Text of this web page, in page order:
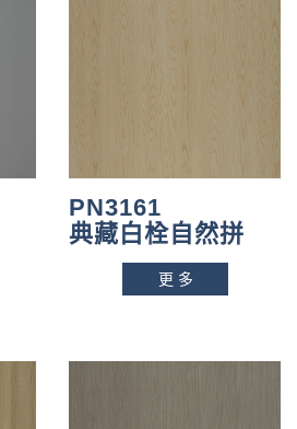
PN3161
典藏白栓自然拼
更多